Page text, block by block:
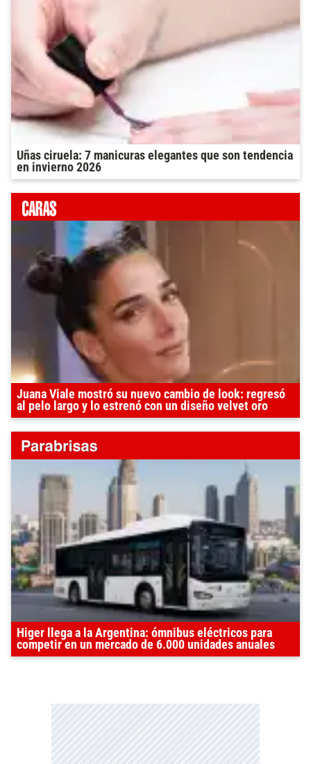
Uñas ciruela: 7 manicuras elegantes que son tendencia
en invierno 2026
Juana Viale mostró su nuevo cambio de look: regresó
al pelo largo y lo estrenó con un diseño velvet oro
Higer llega a la Argentina: ómnibus eléctricos para
competir en un mercado de 6.000 unidades anuales